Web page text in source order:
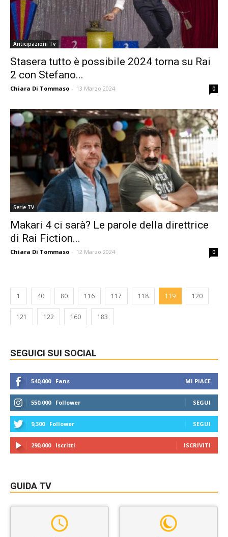
Anticipazioni Tv
Stasera tutto è possibile 2024 torna su Rai
2 con Stefano...
Chiara Di Tommaso - 13 Marzo 2024 0
Serie TV
Makari 4 ci sarà? Le parole della direttrice
di Rai Fiction...
Chiara Di Tommaso - 12 Marzo 2024 0
1 40 80 116 117 118 119 120
121 122 160 183
SEGUICI SUI SOCIAL
540,000 Fans MI PIACE
550,000 Follower SEGUI
9,300 Follower SEGUI
290,000 Iscritti ISCRIVITI
GUIDA TV